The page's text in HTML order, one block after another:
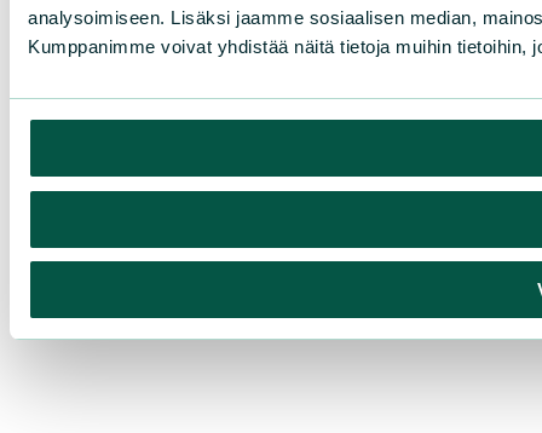
analysoimiseen. Lisäksi jaamme sosiaalisen median,
Kumppanimme voivat yhdistää näitä tietoja muihin tietoihin,